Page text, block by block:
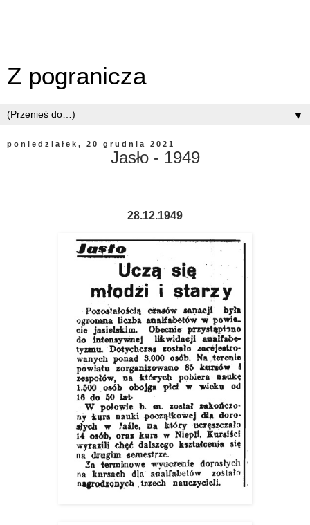
Z pogranicza
▼
poniedziałek, 20 grudnia 2021
Jasło - 1949
28.12.1949